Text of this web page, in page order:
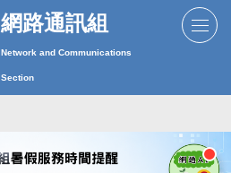
網路通訊組
Network and Communications
Section